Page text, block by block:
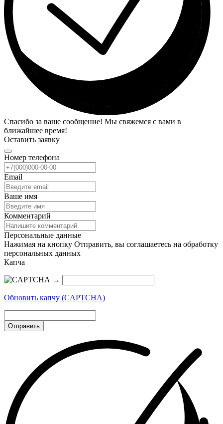
Спасибо за ваше сообщение! Мы свяжемся с вами в
ближайшее время!
Оставить заявку
Номер телефона
Email
Ваше имя
Комментарий
Персональные данные
Нажимая на кнопку Отправить, вы соглашаетесь на обработку
персональных данных
Капча
→
Обновить капчу (CAPTCHA)
Отправить